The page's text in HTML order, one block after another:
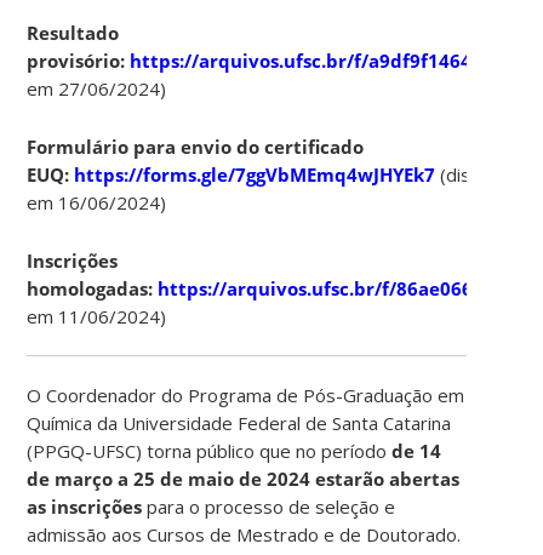
Resultado
provisório: https://arquivos.ufsc.br/f/
em 27/06/2024)
Formulário para envio do certificado
EUQ: https://forms.gle/7ggVbMEmq4wJHYEk7 (disponível
em 16/06/2024)
Inscrições
homologadas: https://arquivos.ufsc.br/f/
em 11/06/2024)
O Coordenador do Programa de Pós-Graduação em
Química da Universidade Federal de Santa Catarina
(PPGQ-UFSC) torna público que no períodode 14
de março a 25 de maio de 2024 estarão abertas
as inscrições para o processo de seleção e
admissão aos Cursos de Mestrado e de Doutorado.